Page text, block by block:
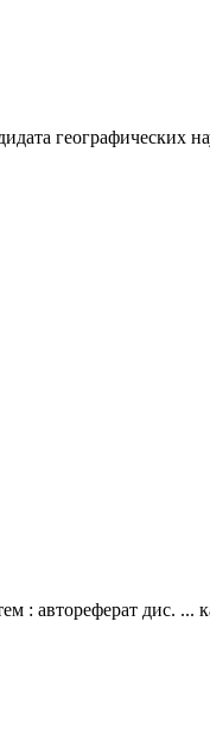
географических
: автореферат дис. ...